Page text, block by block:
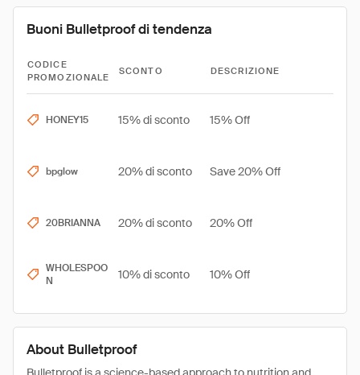
About Bulletproof
Buoni Bulletproof di tendenza
CODICE
PROMOZIONALE
SCONTO DESCRIZIONE
HONEY15 15% di sconto 15% Off
bpglow 20% di sconto Save 20% Off
20BRIANNA 20% di sconto 20% Off
WHOLESPOO
N
10% di sconto 10% Off